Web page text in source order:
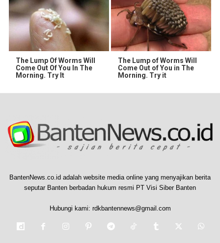
The Lump Of Worms Will
Come Out Of You In The
Morning. Try It
The Lump of Worms Will
Come Out of You in The
Morning. Try it
BantenNews.co.id adalah website media online yang menyajikan berita
seputar Banten berbadan hukum resmi PT Visi Siber Banten
Hubungi kami: rdkbantennews@gmail.com